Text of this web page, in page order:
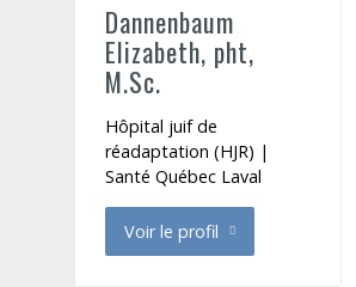
Dannenbaum
Elizabeth, pht,
M.Sc.
Hôpital juif de
réadaptation (HJR) |
Santé Québec Laval
Voir le profil
de Dannenbaum Elizabeth